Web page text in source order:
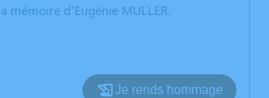
d’Eugénie MULLER.
Je rends hommage